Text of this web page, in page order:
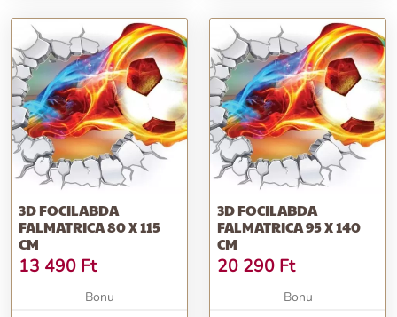
3D FOCILABDA
FALMATRICA 80 X 115
CM
13 490 Ft
Bonu
3D FOCILABDA
FALMATRICA 95 X 140
CM
20 290 Ft
Bonu